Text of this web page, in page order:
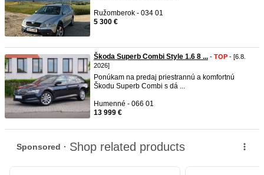
Ružomberok - 034 01
5 300 €
Škoda Superb Combi Style 1.6 8 ... - TOP - [6.8.
2026]
Ponúkam na predaj priestrannú a komfortnú
Škodu Superb Combi s dá ...
Humenné - 066 01
13 999 €